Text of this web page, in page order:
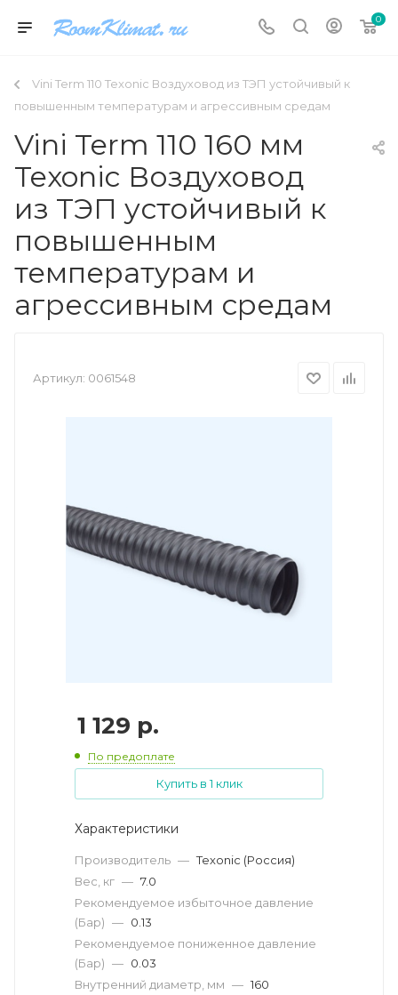
0
Vini Term 110 Texonic Воздуховод из ТЭП устойчивый к
повышенным температурам и агрессивным средам
Vini Term 110 160 мм
Texonic Воздуховод
из ТЭП устойчивый к
повышенным
температурам и
агрессивным средам
Артикул: 0061548
1 129 р.
По предоплате
Купить в 1 клик
Характеристики
Производитель — Texonic (Россия)
Вес, кг — 7.0
Рекомендуемое избыточное давление
(Бар) — 0.13
Рекомендуемое пониженное давление
(Бар) — 0.03
Внутренний диаметр, мм — 160